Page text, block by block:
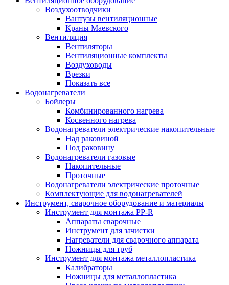
Воздухоотводчики
Вантузы вентиляционные
Краны Маевского
Вентиляция
Вентиляторы
Вентиляционные комплекты
Воздуховоды
Врезки
Показать все
Водонагреватели
Бойлеры
Комбинированного нагрева
Косвенного нагрева
Водонагреватели электрические накопительные
Над раковиной
Под раковину
Водонагреватели газовые
Накопительные
Проточные
Водонагреватели электрические проточные
Комплектующие для водонагревателей
Инструмент, сварочное оборудование и материалы
Инструмент для монтажа PP-R
Аппараты сварочные
Инструмент для зачистки
Нагреватели для сварочного аппарата
Ножницы для труб
Инструмент для монтажа металлопластика
Калибраторы
Ножницы для металлопластика